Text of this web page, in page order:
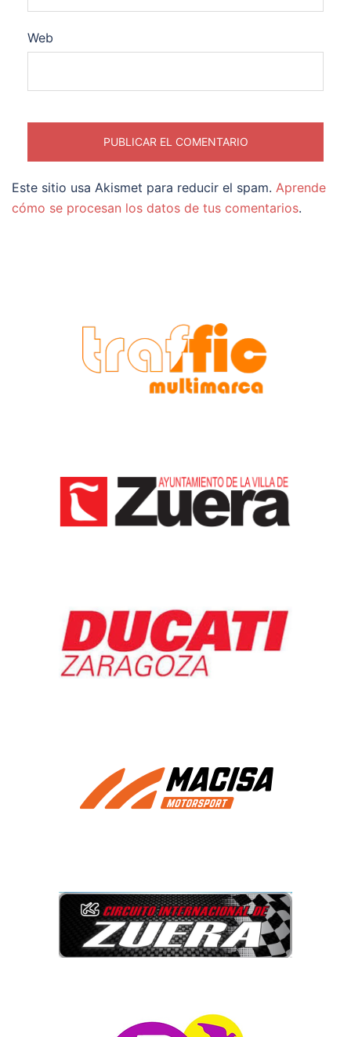
Web
Este sitio usa Akismet para reducir el spam. Aprende
cómo se procesan los datos de tus comentarios.